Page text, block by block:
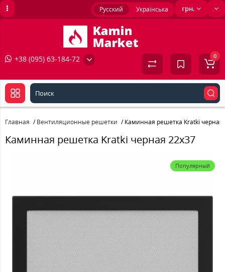
грн.
Русский Українська
+38 (095) 63-184-72 0
Главная Вентиляционные решетки Каминная решетка Kratki черная
Каминная решетка Kratki черная 22x37
Популярный